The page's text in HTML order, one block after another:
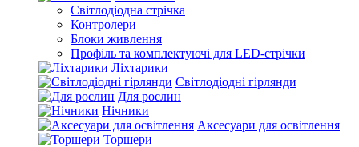
Світлодіодна стрічка
Контролери
Блоки живлення
Профіль та комплектуючі для LED-стрічки
Ліхтарики
Світлодіодні гірлянди
Для рослин
Нічники
Аксесуари для освітлення
Торшери